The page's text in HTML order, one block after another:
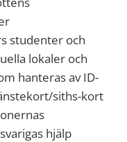
studenter och
lokaler och
hanteras av ID-
siths-kort
hjälp